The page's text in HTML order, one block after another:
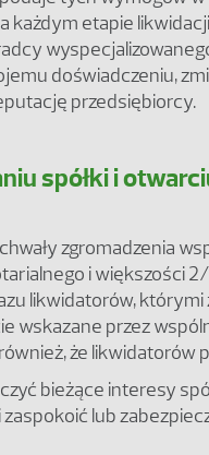
każdym etapie
doświadczeniu,
przedsiębiorcy.
spółki i
zgromadzenia
i większości
likwidatorów, którymi
wskazane przez
że likwidatorów
bieżące interesy
lub